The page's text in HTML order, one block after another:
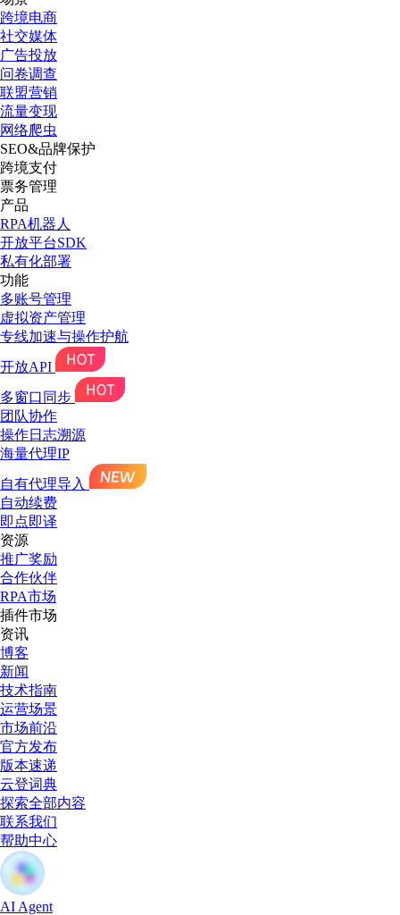
跨境电商
社交媒体
广告投放
问卷调查
联盟营销
流量变现
网络爬虫
SEO&品牌保护
跨境支付
票务管理
产品
RPA机器人
开放平台SDK
私有化部署
功能
多账号管理
虚拟资产管理
专线加速与操作护航
开放API
多窗口同步
团队协作
操作日志溯源
海量代理IP
自有代理导入
自动续费
即点即译
资源
推广奖励
合作伙伴
RPA市场
插件市场
资讯
博客
新闻
技术指南
运营场景
市场前沿
官方发布
版本速递
云登词典
探索全部内容
联系我们
帮助中心
AI Agent